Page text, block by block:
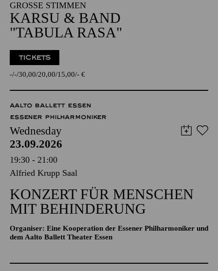
GROSSE STIMMEN
KARSU & BAND
"TABULA RASA"
TICKETS
- - 30,00 20,00 15,00 - €
AALTO BALLETT ESSEN
ESSENER PHILHARMONIKER
Wednesday
23.09.2026
19:30 - 21:00
Alfried Krupp Saal
KONZERT FÜR MENSCHEN
MIT BEHINDERUNG
Organiser: Eine Kooperation der Essener Philharmoniker und
dem Aalto Ballett Theater Essen